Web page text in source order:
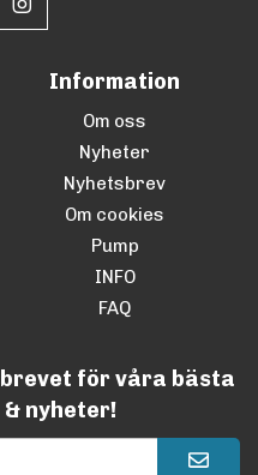
Information
Om oss
Nyheter
Nyhetsbrev
Om cookies
Pump
INFO
FAQ
för våra bästa
nyheter!